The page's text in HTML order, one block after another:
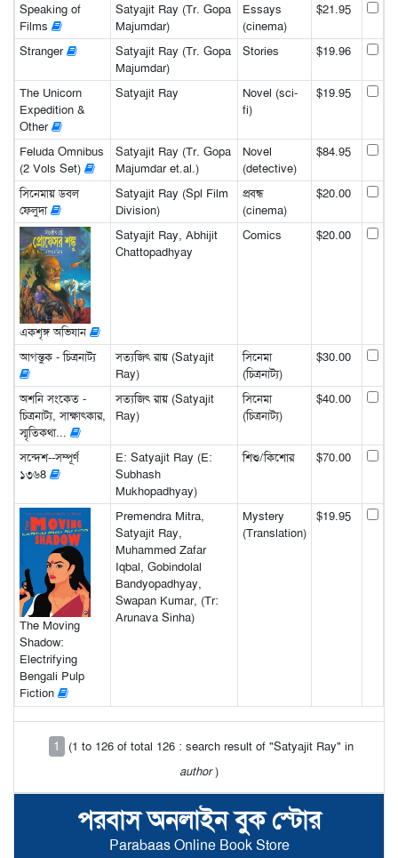
পরবাস অনলাইন বুক স্টোর
Parabaas Online Book Store
Speaking of
Films
Satyajit Ray (Tr. Gopa
Majumdar)
Essays
(cinema)
$21.95
Stranger
Satyajit Ray (Tr. Gopa
Majumdar)
Stories $19.96
The Unicorn
Expedition &
Other
Satyajit Ray
Novel (sci-
fi)
$19.95
Feluda Omnibus
(2 Vols Set)
Satyajit Ray (Tr. Gopa
Majumdar et.al.)
Novel
(detective)
$84.95
সিনেমায় ডবল
ফেলুদা
Satyajit Ray (Spl Film
Division)
প্রবন্ধ
(cinema)
$20.00
একশৃঙ্গ অভিযান
Satyajit Ray, Abhijit
Chattopadhyay
Comics $20.00
আগন্তুক - চিত্রনাট্য
সত্যজিৎ রায় (Satyajit
Ray)
সিনেমা
(চিত্রনাট্য)
$30.00
অশনি সংকেত -
চিত্রনাট্য, সাক্ষাৎকার,
স্মৃতিকথা...
সত্যজিৎ রায় (Satyajit
Ray)
সিনেমা
(চিত্রনাট্য)
$40.00
সন্দেশ--সম্পূর্ণ
১৩৬8
E: Satyajit Ray (E:
Subhash
Mukhopadhyay)
শিশু/কিশোর $70.00
The Moving
Shadow:
Electrifying
Bengali Pulp
Fiction
Premendra Mitra,
Satyajit Ray,
Muhammed Zafar
Iqbal, Gobindolal
Bandyopadhyay,
Swapan Kumar, (Tr:
Arunava Sinha)
Mystery
(Translation)
$19.95
1
(1 to 126 of total 126 : search result of "Satyajit Ray" in
author)